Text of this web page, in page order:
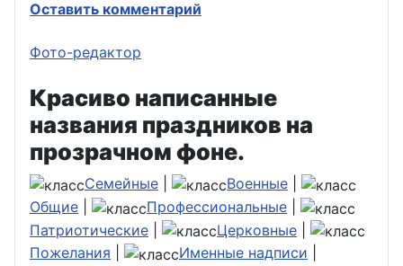
Оставить комментарий
Фото-редактор
Красиво написанные
названия праздников на
прозрачном фоне.
Семейные Военные
Общие
Профессиональные
Патриотические
Церковные
Пожелания
Именные надписи